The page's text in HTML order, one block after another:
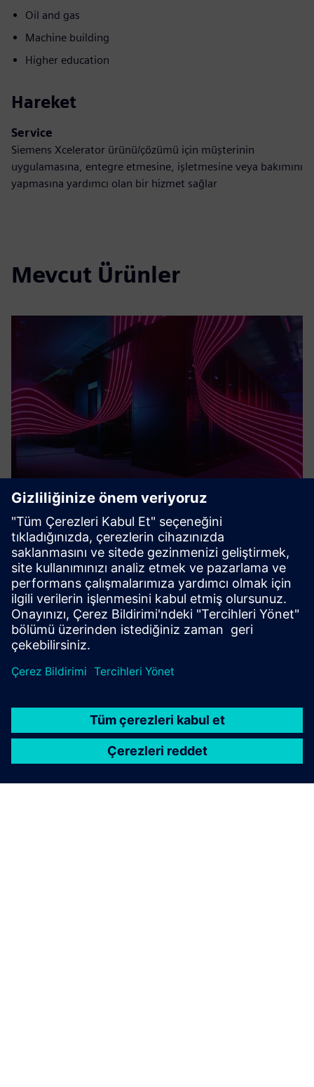
Oil and gas
Machine building
Higher education
Hareket
Service
Siemens Xcelerator ürünü/çözümü için müşterinin
uygulamasına, entegre etmesine, işletmesine veya bakımını
yapmasına yardımcı olan bir hizmet sağlar
Mevcut Ürünler
Digital Automation Consulting
Digital Automation Consulting, IIoT çözümlerinin
uygulanmasında çeşitli endüstrilerdeki endüstriyel
üreticileri desteklemektedir: uç bilgi işlem, enerji
optimizasyonu, çevresel etki azaltma, durum izleme,
tahmine dayalı bakım, dij...
Daha fazla bilgi edinin